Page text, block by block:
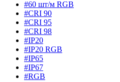
#60 шт/м RGB
#CRI 90
#CRI 95
#CRI 98
#IP20
#IP20 RGB
#IP65
#IP67
#RGB